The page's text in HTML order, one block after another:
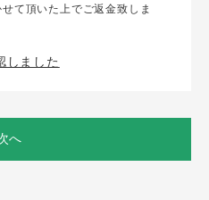
て頂いた上でご返金致しま
しました
へ